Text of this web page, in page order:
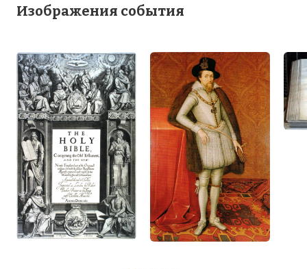
Изображения события
помогла ошибка, допущенная в
в одной из глав напечатали имя Иуды
вместо Иисуса.
Фото статьи: